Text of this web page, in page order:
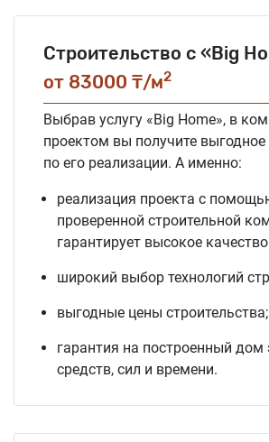
Строительство с «Big
от 83000 ₸/м2
Выбрав услугу «Big Home», в
проектом вы получите
по его реализации. А именно:
реализация проекта с
проверенной строительной
гарантирует высокое
широкий выбор технологий
выгодные цены строительства;
гарантия на построенный
средств, сил и времени.